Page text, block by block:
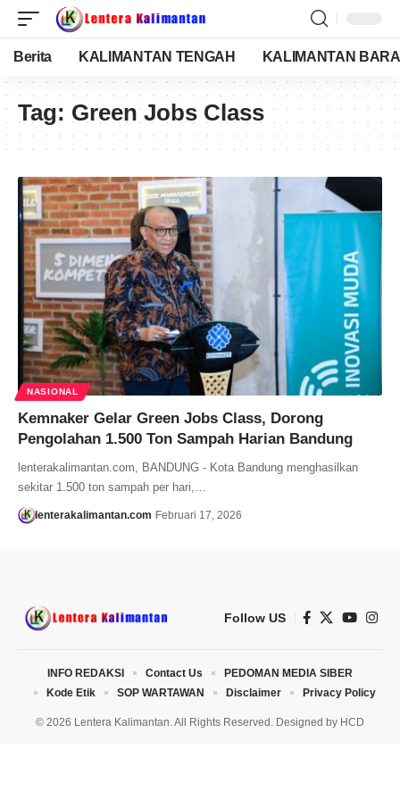
Berita KALIMANTAN TENGAH KALIMANTAN
Tag: Green Jobs Class
NASIONAL
Kemnaker Gelar Green Jobs Class, Dorong
Pengolahan 1.500 Ton Sampah Harian Bandung
lenterakalimantan.com, BANDUNG - Kota Bandung menghasilkan
sekitar 1.500 ton sampah per hari,…
lenterakalimantan.com Februari 17, 2026
Follow US
© 2026 Lentera Kalimantan. All Rights Reserved. Designed by HCD
INFO REDAKSI Contact Us
PEDOMAN MEDIA SIBER
Kode Etik
SOP WARTAWAN Disclaimer Privacy Policy